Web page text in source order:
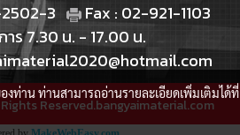
3
Fax : 02-921-1103
าร 7.30 น. - 17.00 น.
Reserved.bangyaimaterial.com
ท่าน ท่านสามารถอ่านรายละเอียดเพิ่มเติมได้ที่